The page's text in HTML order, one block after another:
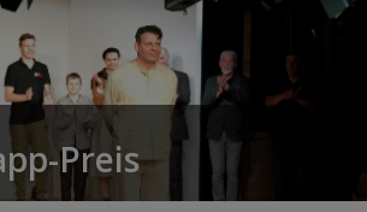
Preis